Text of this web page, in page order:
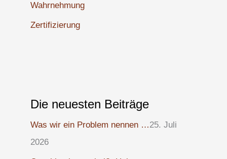
Wahrnehmung
Zertifizierung
Die neuesten Beiträge
Was wir ein Problem nennen …25. Juli
2026